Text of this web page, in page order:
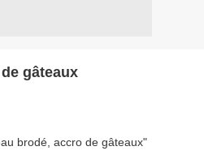
gâteaux